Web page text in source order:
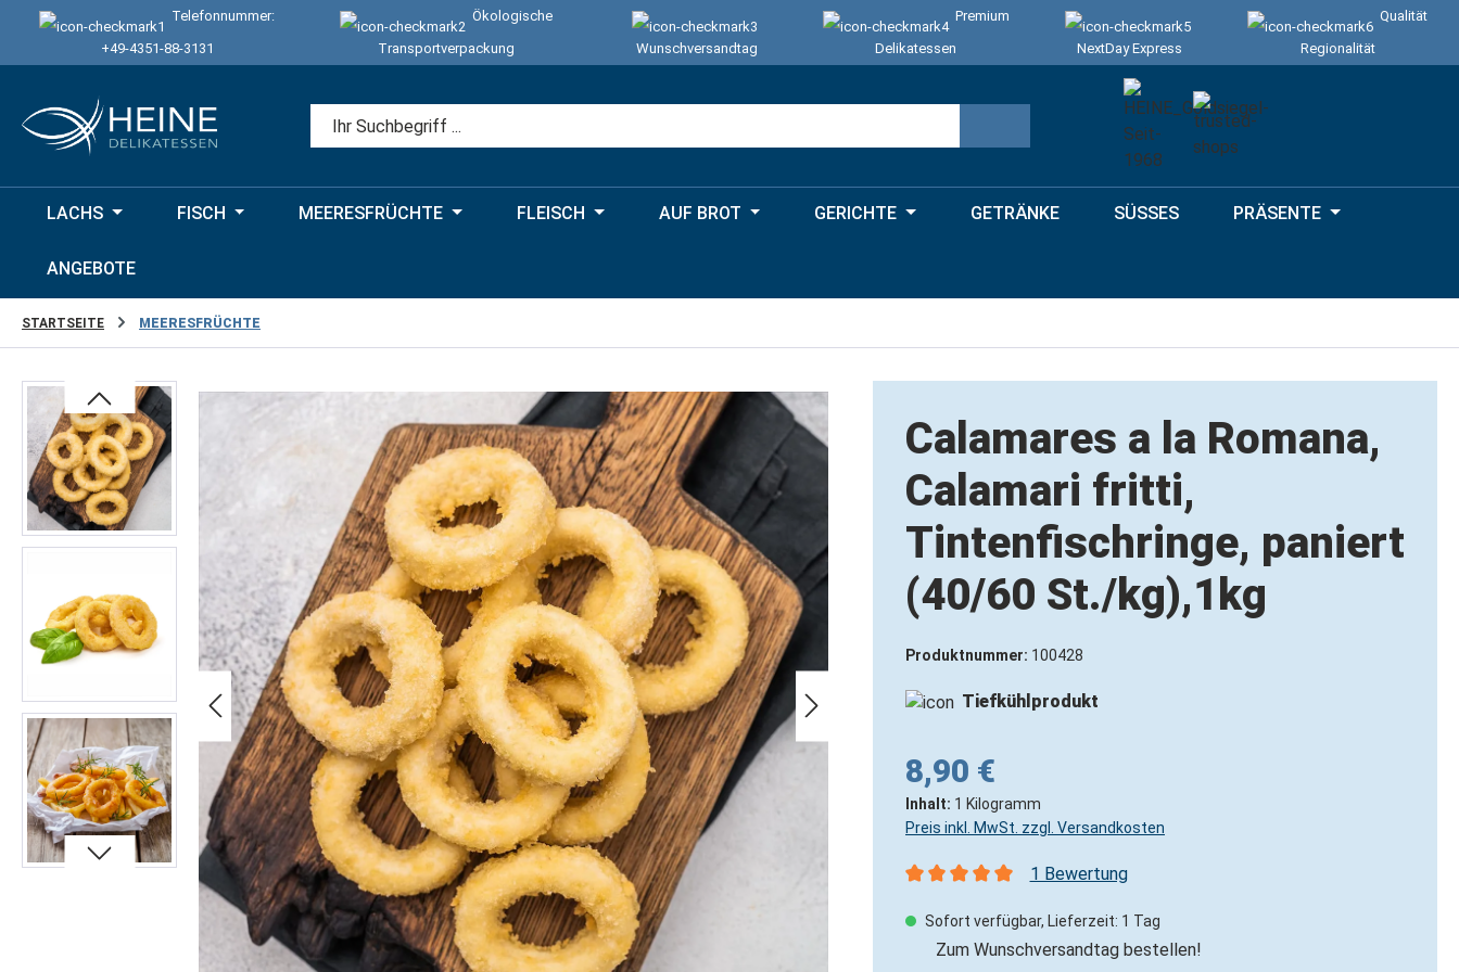
Hauptinhalt springen
Zur Suche springen
Zur Hauptnavigation springen
Telefonnummer:
+49-4351-88-3131
Ökologische
Transportverpackung
Wunschversandtag
Premium
Delikatessen
NextDay Express
Qualität
Regionalität
LACHS FISCH MEERESFRÜCHTE FLEISCH AUF BROT GERICHTE GETRÄNKE SÜSSES PRÄSENTE
ANGEBOTE
STARTSEITE MEERESFRÜCHTE
Bildergalerie überspringen
Calamares a la Romana,
Calamari fritti,
Tintenfischringe, paniert
(40/60 St./kg),1kg
Produktnummer: 100428
Tiefkühlprodukt
8,90 €
Inhalt: 1 Kilogramm
Preis inkl. MwSt. zzgl. Versandkosten
1 Bewertung
Sofort verfügbar, Lieferzeit: 1 Tag
Zum Wunschversandtag bestellen!